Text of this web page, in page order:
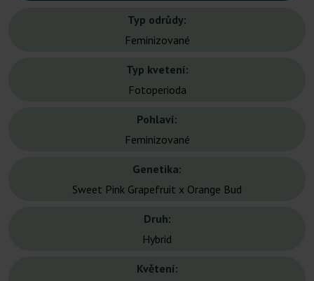
Typ odrůdy:
Feminizované
Typ kvetení:
Fotoperioda
Pohlaví:
Feminizované
Genetika:
Sweet Pink Grapefruit x Orange Bud
Druh:
Hybrid
Květení: